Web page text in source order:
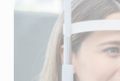
comment réagir